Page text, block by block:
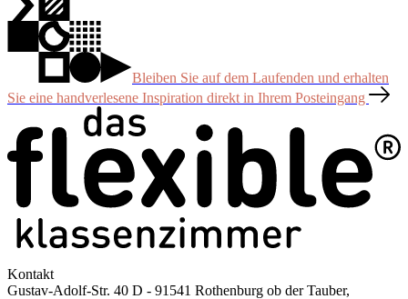
Bleiben Sie auf dem Laufenden und erhalten
Sie eine handverlesene Inspiration direkt in Ihrem Posteingang
Kontakt
Gustav-Adolf-Str. 40 D - 91541 Rothenburg ob der Tauber,